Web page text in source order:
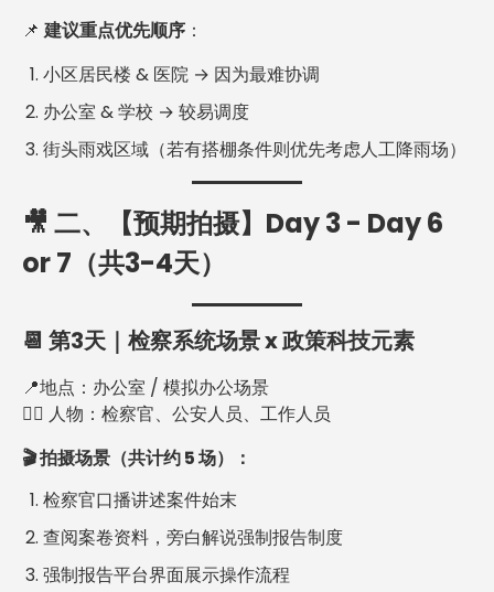
📌建议重点优先顺序 ：
小区居民楼 & 医院 → 因为最难协调
办公室 & 学校 → 较易调度
街头雨戏区域（若有搭棚条件则优先考虑人工降雨场）
🎥 二、【预期拍摄】Day 3 - Day 6
or 7（共3-4天）
📆 第3天｜检察系统场景 x 政策科技元素
📍地点：办公室 / 模拟办公场景
👩‍⚖️ 人物：检察官、公安人员、工作人员
🎬 拍摄场景（共计约 5 场）：
检察官口播讲述案件始末
查阅案卷资料，旁白解说强制报告制度
强制报告平台界面展示操作流程